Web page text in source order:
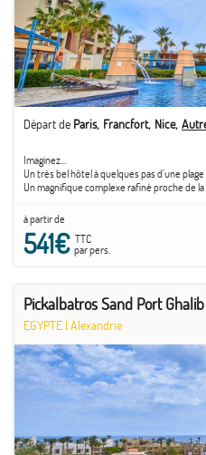
Départ de Paris Francfort Nice
Imaginez...
Un très bel hôtel à quelques pas d’une
Un magnifique complexe rafiné proche de la
à partir de
541€TTC
par pers.
Pickalbatros Sand Port
EGYPTE | Alexandrie